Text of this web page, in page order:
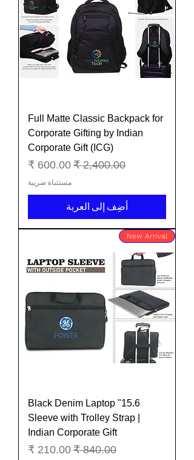
Full Matte Classic Backpack for
Corporate Gifting by Indian
Corporate Gift (ICG)
سعر عادي سعر البيع
مستثناة ضريبة
أضِف إلى العربة
New Arrival
15.6" Black Denim Laptop
Sleeve with Trolley Strap |
Indian Corporate Gift
سعر عاديسعر البيع